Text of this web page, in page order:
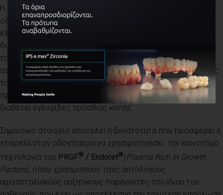
Η Medical Compass
οδοντιατρικών εμφυτευμάτων, καλύπτοντας μεγάλο εύρος
κλινικών αναγκών του οδοντίατρου. Επιπλέον η εταιρεία
διαθέτει χειρουργικά εργαλεία, προσθετικά εξαρτήματα με
τον απαραίτητο εξοπλισμό που τα συνοδεύει, συσκευή
ατραυματικής αφαίρεσης εμφυτευμάτων (extractor)για όλους
τους τύπους εμφυτευμάτων, διαγνωστικό ακτινογραφικό
πρόγραμμα (BTI Scan
ενώ είναι η μοναδική εταιρεία που
διαθέτει εγλυφίδες πρόσθιας κοπής.
Σημαντικό στοιχείο αποτελεί η δυνατότητα που προσφέρει η
εταιρεία στον οδοντίατρο να χρησιμοποιήσει την καινοτόμο
τεχνολογία του PRGF® / Endoret®(Plasma Rich in Growth
Factors), όπου χρησιμοποιεί τους αυτόλογους
αιμοπεταλιακούς αυξητικούς παράγοντες του ίδιου του